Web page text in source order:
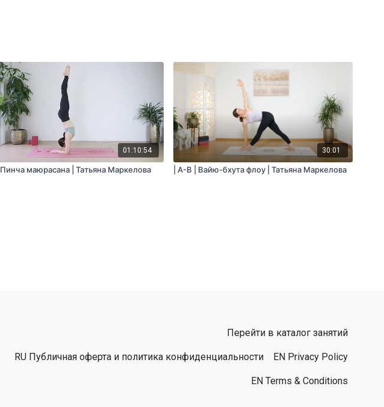
01:10:54
Пинча маюрасана | Татьяна Маркелова
30:01
| A-B | Вайю-бхута флоу | Татьяна Маркелова
Перейти в каталог занятий
RU Публичная оферта и политика конфиденциальности EN Privacy Policy
EN Terms & Conditions